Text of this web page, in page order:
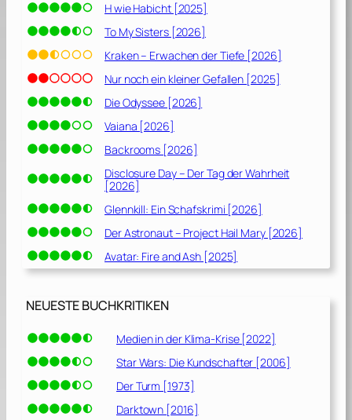
H wie Habicht [2025]
To My Sisters [2026]
Kraken – Erwachen der Tiefe [2026]
Nur noch ein kleiner Gefallen [2025]
Die Odyssee [2026]
Vaiana [2026]
Backrooms [2026]
Disclosure Day – Der Tag der Wahrheit
[2026]
Glennkill: Ein Schafskrimi [2026]
Der Astronaut – Project Hail Mary [2026]
Avatar: Fire and Ash [2025]
NEUESTE BUCHKRITIKEN
Medien in der Klima-Krise [2022]
Star Wars: Die Kundschafter [2006]
Der Turm [1973]
Darktown [2016]